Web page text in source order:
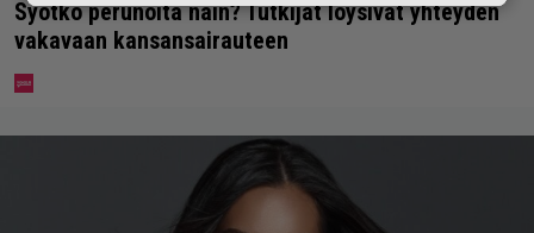
Syötkö perunoita näin? Tutkijat löysivät yhteyden
vakavaan kansansairauteen